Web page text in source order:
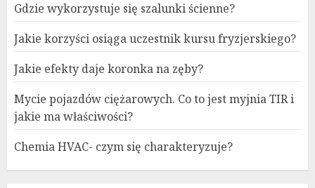
Gdzie wykorzystuje się szalunki ścienne?
Jakie korzyści osiąga uczestnik kursu fryzjerskiego?
Jakie efekty daje koronka na zęby?
Mycie pojazdów ciężarowych. Co to jest myjnia TIR i
jakie ma właściwości?
Chemia HVAC- czym się charakteryzuje?